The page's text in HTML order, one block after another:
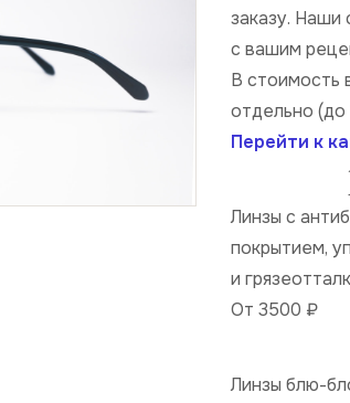
заказу. Наши
с вашим
В стоимость
отдельно
Перейти к
Линзы с
покрытием,
и
От 3500 ₽
Линзы блю-